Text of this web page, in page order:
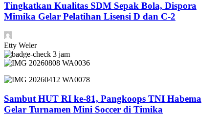
Tingkatkan Kualitas SDM Sepak Bola, Dispora
Mimika Gelar Pelatihan Lisensi D dan C-2
Etty Weler
3 jam
Sambut HUT RI ke-81, Pangkoops TNI Habema
Gelar Turnamen Mini Soccer di Timika